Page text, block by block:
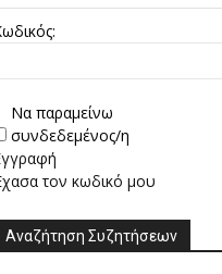
Να παραμείνω
συνδεδεμένος/η
τον κωδικό μου
Αναζήτηση Συζητήσεων